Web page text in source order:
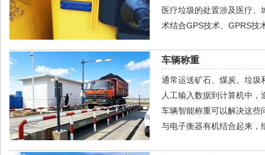
医疗垃圾的处置涉及医疗
术结合GPS技术、GPRS技
车辆称重
通常运送矿石、煤炭、垃圾
人工输入数据到计算机中
车辆智能称重可以解决这些
与电子衡器有机结合起来，